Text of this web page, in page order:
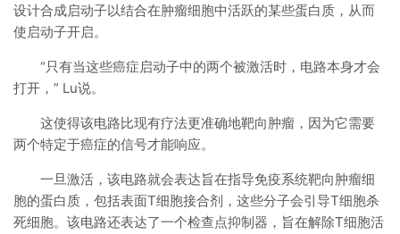
设计合成启动子以结合在肿瘤细胞中活跃的某些蛋白质，从而
使启动子开启。
“只有当这些癌症启动子中的两个被激活时，电路本身才会
打开，” Lu说。
这使得该电路比现有疗法更准确地靶向肿瘤，因为它需要
两个特定于癌症的信号才能响应。
一旦激活，该电路就会表达旨在指导免疫系统靶向肿瘤细
胞的蛋白质，包括表面T细胞接合剂，这些分子会引导T细胞杀
死细胞。该电路还表达了一个检查点抑制器，旨在解除T细胞活